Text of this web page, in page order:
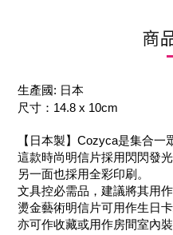
商
生產國: 日本
尺寸：14.8 x 10cm
【日本製】Cozyca是集合一
這款時尚明信片採用閃閃發光
另一面也採用全彩印刷。
文具控必需品，建議將其用
燙金藝術明信片可用作生日
亦可作收藏或用作房間室內裝